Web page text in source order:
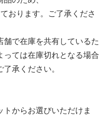
おります。ご了承くださ
で在庫を共有しているた
っては在庫切れとなる場合
ください。
からお選びいただけま